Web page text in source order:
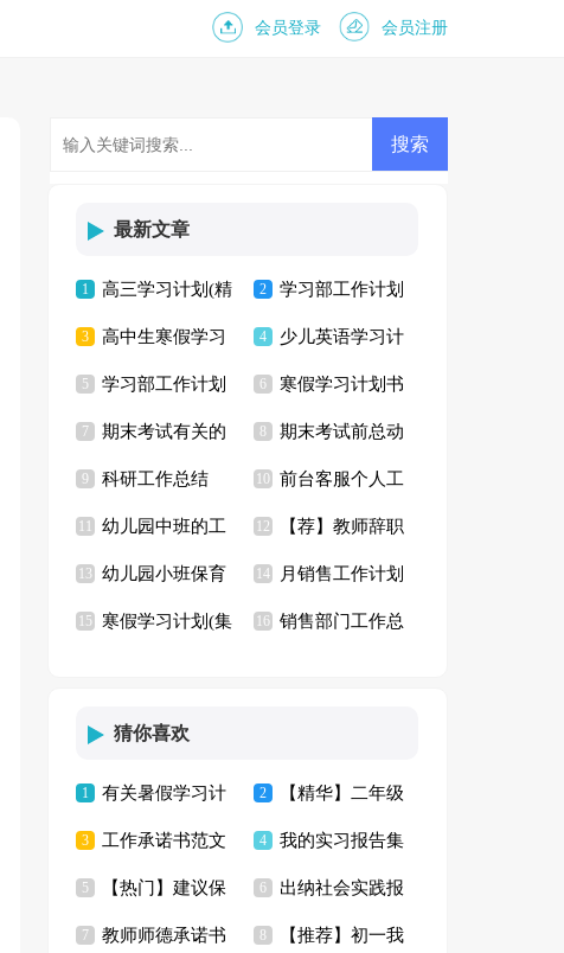
会员登录 会员注册
最新文章
1 高三学习计划(精
选15篇)
2 学习部工作计划
15篇
3 高中生寒假学习
计划
4 少儿英语学习计
划
5 学习部工作计划
合集15篇
6 寒假学习计划书
7 期末考试有关的
演讲稿
8 期末考试前总动
员演讲稿
9 科研工作总结 10 前台客服个人工
作计划
幼儿园中班的工
作总结
12 【荐】教师辞职
信
13 幼儿园小班保育
员工作总结
14 月销售工作计划
(15篇)
15 寒假学习计划(集 16 销售部门工作总
猜你喜欢
1 有关暑假学习计
划模板集锦五篇
2 【精华】二年级
五一作文合集9篇
3 工作承诺书范文
集锦九篇
4 我的实习报告集
合十篇
5 【热门】建议保
护环境的建议书四篇
6 出纳社会实践报
告
7 教师师德承诺书 8 【推荐】初一我